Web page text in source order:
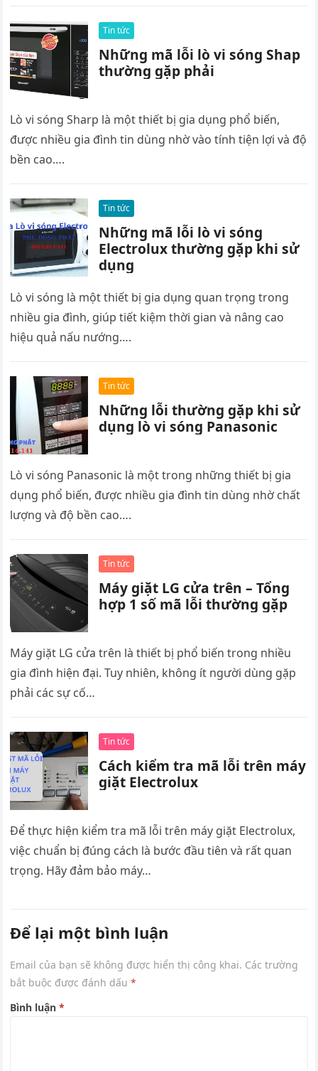
Tin tức
Những mã lỗi lò vi sóng Shap
thường gặp phải
Lò vi sóng Sharp là một thiết bị gia dụng phổ biến,
được nhiều gia đình tin dùng nhờ vào tính tiện lợi và độ
bền cao….
Tin tức
Những mã lỗi lò vi sóng
Electrolux thường gặp khi sử
dụng
Lò vi sóng là một thiết bị gia dụng quan trọng trong
nhiều gia đình, giúp tiết kiệm thời gian và nâng cao
hiệu quả nấu nướng….
Tin tức
Những lỗi thường gặp khi sử
dụng lò vi sóng Panasonic
Lò vi sóng Panasonic là một trong những thiết bị gia
dụng phổ biến, được nhiều gia đình tin dùng nhờ chất
lượng và độ bền cao….
Tin tức
Máy giặt LG cửa trên – Tổng
hợp 1 số mã lỗi thường gặp
Máy giặt LG cửa trên là thiết bị phổ biến trong nhiều
gia đình hiện đại. Tuy nhiên, không ít người dùng gặp
phải các sự cố…
Tin tức
Cách kiểm tra mã lỗi trên máy
giặt Electrolux
Để thực hiện kiểm tra mã lỗi trên máy giặt Electrolux,
việc chuẩn bị đúng cách là bước đầu tiên và rất quan
trọng. Hãy đảm bảo máy…
Để lại một bình luận
Email của bạn sẽ không được hiển thị công khai. Các trường
bắt buộc được đánh dấu*
Bình luận*